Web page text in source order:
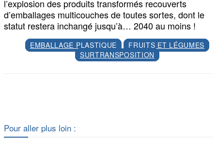
l’explosion des produits transformés recouverts
d’emballages multicouches de toutes sortes, dont le
statut restera inchangé jusqu’à… 2040 au moins !
EMBALLAGE PLASTIQUE
FRUITS ET LÉGUMES
SURTRANSPOSITION
Pour aller plus loin :